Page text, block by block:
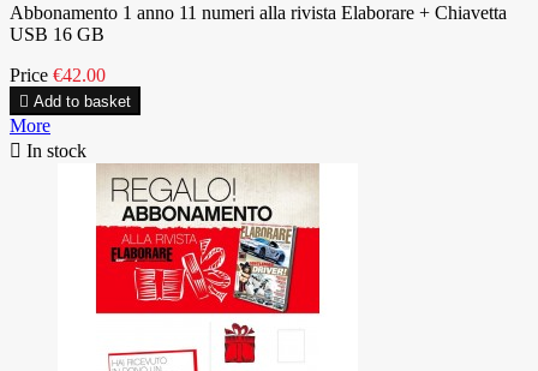
Abbonamento 1 anno 11 numeri alla rivista Elaborare + Chiavetta
USB 16 GB
Price €42.00
 Add to basket
More
 In stock